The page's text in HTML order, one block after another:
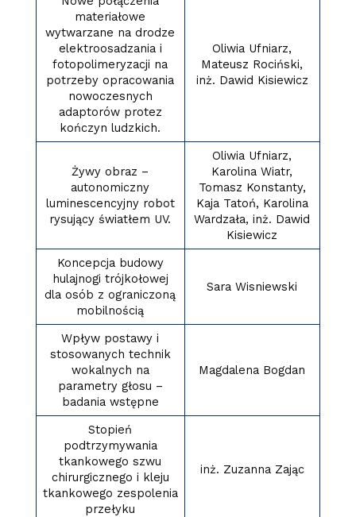
materiałowe
wytwarzane na drodze
elektroosadzania i
fotopolimeryzacji na
potrzeby opracowania
nowoczesnych
adaptorów protez
kończyn ludzkich.
Oliwia Ufniarz,
Mateusz Rociński,
inż. Dawid Kisiewicz
Żywy obraz –
autonomiczny
luminescencyjny robot
rysujący światłem UV.
Oliwia Ufniarz,
Karolina Wiatr,
Tomasz Konstanty,
Kaja Tatoń, Karolina
Wardzała, inż. Dawid
Kisiewicz
Koncepcja budowy
hulajnogi trójkołowej
dla osób z ograniczoną
mobilnością
Sara Wisniewski
Wpływ postawy i
stosowanych technik
wokalnych na
parametry głosu –
badania wstępne
Magdalena Bogdan
Stopień
podtrzymywania
tkankowego szwu
chirurgicznego i kleju
tkankowego zespolenia
przełyku
inż. Zuzanna Zając